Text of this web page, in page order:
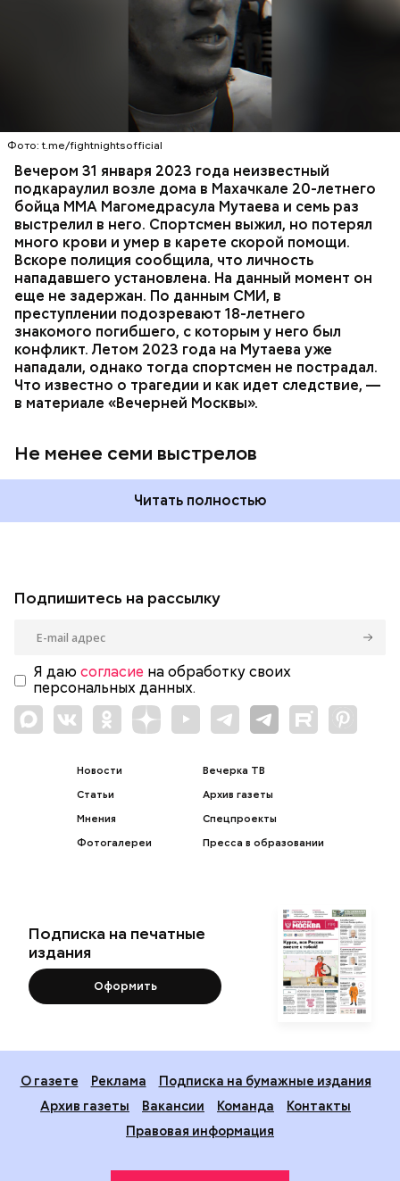
Фото: t.me/fightnightsofficial
Вечером 31 января 2023 года неизвестный
подкараулил возле дома в Махачкале 20-летнего
бойца ММА Магомедрасула Мутаева и семь раз
выстрелил в него. Спортсмен выжил, но потерял
много крови и умер в карете скорой помощи.
Вскоре полиция сообщила, что личность
нападавшего установлена. На данный момент он
еще не задержан. По данным СМИ, в
преступлении подозревают 18-летнего
знакомого погибшего, с которым у него был
конфликт. Летом 2023 года на Мутаева уже
нападали, однако тогда спортсмен не пострадал.
Что известно о трагедии и как идет следствие, —
в материале «Вечерней Москвы».
Не менее семи выстрелов
Вечером 31 января Мутаев возвращался домой с
тренировки. Во дворе жилого дома на улице
Гапцахской в Махачкале на бойца напал
неизвестный. Он выскочил из подъезда, выстрелил
Очевидцы трагедии вызвали полицию и скорую
помощь, однако врачи оказались бессильны —
пострадавший умер по пути в больницу.
Читать полностью
СПОРТ СЛЕДСТВЕННЫЙ КОМИТЕТ
ММА
РЕСПУБЛИКА ДАГЕСТАН
СМЕРТЬ
Подпишитесь на рассылку
Я даю согласие на обработку своих
персональных данных.
Новости
Статьи
Мнения
Фотогалереи
Вечерка ТВ
Архив газеты
Спецпроекты
Пресса в образовании
Подписка на печатные
издания
Оформить
О газете Реклама
Подписка на бумажные издания
Архив газеты
Вакансии Команда
Контакты
Правовая информация